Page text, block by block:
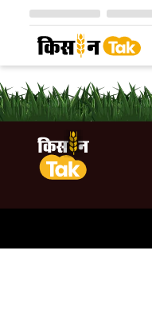
Crime Tak Astro Tak